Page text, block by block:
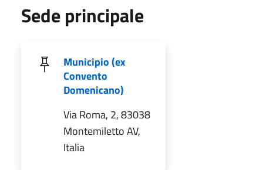
Sede principale
Municipio (ex
Convento
Domenicano)
Via Roma, 2, 83038
Montemiletto AV,
Italia